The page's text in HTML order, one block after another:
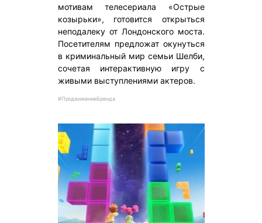
мотивам телесериала «Острые
козырьки», готовится открыться
неподалеку от Лондонского моста.
Посетителям предложат окунуться
в криминальный мир семьи Шелби,
сочетая интерактивную игру с
живыми выступлениями актеров.
#ПродвижениеБренда